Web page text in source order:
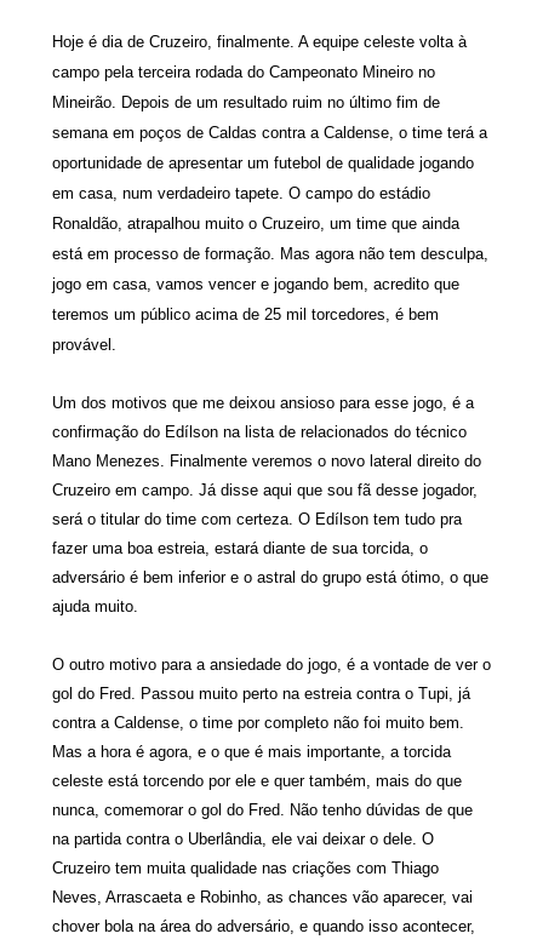
Hoje é dia de Cruzeiro, finalmente. A equipe celeste volta à
campo pela terceira rodada do Campeonato Mineiro no
Mineirão. Depois de um resultado ruim no último fim de
semana em poços de Caldas contra a Caldense, o time terá a
oportunidade de apresentar um futebol de qualidade jogando
em casa, num verdadeiro tapete. O campo do estádio
Ronaldão, atrapalhou muito o Cruzeiro, um time que ainda
está em processo de formação. Mas agora não tem desculpa,
jogo em casa, vamos vencer e jogando bem, acredito que
teremos um público acima de 25 mil torcedores, é bem
provável.
Um dos motivos que me deixou ansioso para esse jogo, é a
confirmação do Edílson na lista de relacionados do técnico
Mano Menezes. Finalmente veremos o novo lateral direito do
Cruzeiro em campo. Já disse aqui que sou fã desse jogador,
será o titular do time com certeza. O Edílson tem tudo pra
fazer uma boa estreia, estará diante de sua torcida, o
adversário é bem inferior e o astral do grupo está ótimo, o que
ajuda muito.
O outro motivo para a ansiedade do jogo, é a vontade de ver o
gol do Fred. Passou muito perto na estreia contra o Tupi, já
contra a Caldense, o time por completo não foi muito bem.
Mas a hora é agora, e o que é mais importante, a torcida
celeste está torcendo por ele e quer também, mais do que
nunca, comemorar o gol do Fred. Não tenho dúvidas de que
na partida contra o Uberlândia, ele vai deixar o dele. O
Cruzeiro tem muita qualidade nas criações com Thiago
Neves, Arrascaeta e Robinho, as chances vão aparecer, vai
chover bola na área do adversário, e quando isso acontecer,